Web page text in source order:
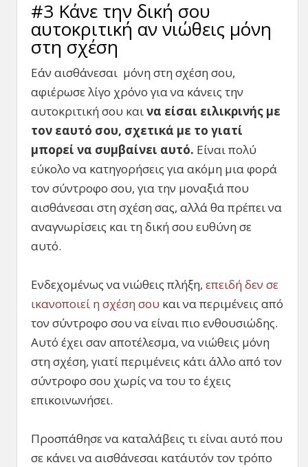
#3 Κάνε την δική σου
αυτοκριτική αν νιώθεις μόνη
στη σχέση
Εάν αισθάνεσαι μόνη στη σχέση σου,
αφιέρωσε λίγο χρόνο για να κάνεις την
αυτοκριτική σου καινα είσαι ειλικρινής με
τον εαυτό σου, σχετικά με το γιατί
μπορεί να συμβαίνει αυτό. Είναι πολύ
εύκολο να κατηγορήσεις για ακόμη μια φορά
τον σύντροφο σου, για την μοναξιά που
αισθάνεσαι στη σχέση σας, αλλά θα πρέπει να
αναγνωρίσεις και τη δική σου ευθύνη σε
αυτό.
Ενδεχομένως να νιώθεις πλήξη, επειδή δεν σε
ικανοποιεί η σχέση σου και να περιμένεις από
τον σύντροφο σου να είναι πιο ενθουσιώδης.
Αυτό έχει σαν αποτέλεσμα, να νιώθεις μόνη
στη σχέση, γιατί περιμένεις κάτι άλλο από τον
σύντροφο σου χωρίς να του το έχεις
επικοινωνήσει.
Προσπάθησε να καταλάβεις τι είναι αυτό που
σε κάνει να αισθάνεσαι κατ΄αυτόν τον τρόπο